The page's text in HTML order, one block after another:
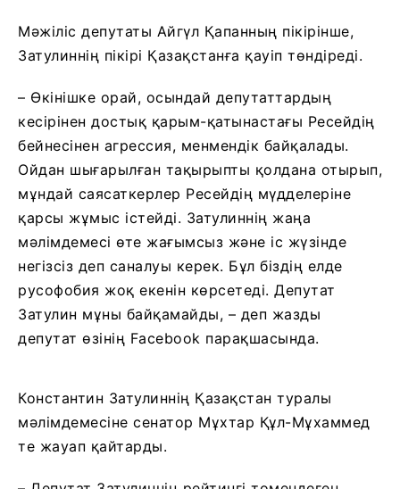
Мәжіліс депутаты Айгүл Қапанның пікірінше,
Затулиннің пікірі Қазақстанға қауіп төндіреді.
– Өкінішке орай, осындай депутаттардың
кесірінен достық қарым-қатынастағы Ресейдің
бейнесінен агрессия, менмендік байқалады.
Ойдан шығарылған тақырыпты қолдана отырып,
мұндай саясаткерлер Ресейдің мүдделеріне
қарсы жұмыс істейді. Затулиннің жаңа
мәлімдемесі өте жағымсыз және іс жүзінде
негізсіз деп саналуы керек. Бұл біздің елде
русофобия жоқ екенін көрсетеді. Депутат
Затулин мұны байқамайды, – деп жазды
депутат өзінің Facebook парақшасында.
Константин Затулиннің Қазақстан туралы
мәлімдемесіне сенатор Мұхтар Құл-Мұхаммед
те жауап қайтарды.